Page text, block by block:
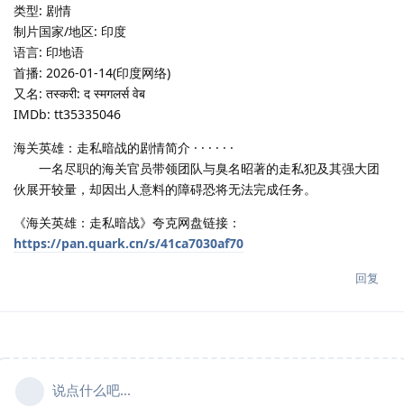
类型: 剧情
制片国家/地区: 印度
语言: 印地语
首播: 2026-01-14(印度网络)
又名: तस्करी: द स्मगलर्स वेब
IMDb: tt35335046
海关英雄：走私暗战的剧情简介 · · · · · ·
一名尽职的海关官员带领团队与臭名昭著的走私犯及其强大团
伙展开较量，却因出人意料的障碍恐将无法完成任务。
《海关英雄：走私暗战》夸克网盘链接：
https://pan.quark.cn/s/41ca7030af70
回复
说点什么吧...